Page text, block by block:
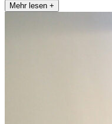
Mehr lesen +